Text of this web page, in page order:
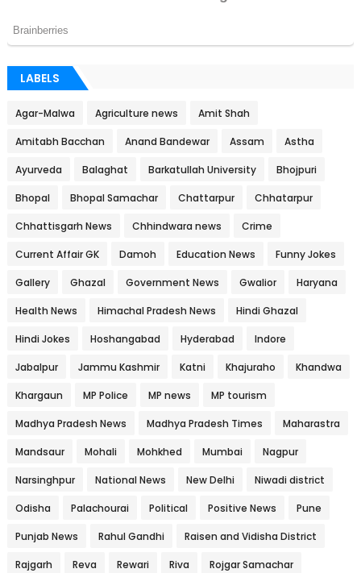
LABELS
Agar-Malwa Agriculture news Amit Shah
Amitabh Bacchan Anand Bandewar Assam Astha
Ayurveda Balaghat Barkatullah University Bhojpuri
Bhopal Bhopal Samachar Chattarpur Chhatarpur
Chhattisgarh News Chhindwara news Crime
Current Affair GK Damoh Education News Funny Jokes
Gallery Ghazal Government News Gwalior Haryana
Health News Himachal Pradesh News Hindi Ghazal
Hindi Jokes Hoshangabad Hyderabad Indore
Jabalpur Jammu Kashmir Katni Khajuraho Khandwa
Khargaun MP Police MP news MP tourism
Madhya Pradesh News Madhya Pradesh Times Maharastra
Mandsaur Mohali Mohkhed Mumbai Nagpur
Narsinghpur National News New Delhi Niwadi district
Odisha Palachourai Political Positive News Pune
Punjab News Rahul Gandhi Raisen and Vidisha District
Rajgarh Reva Rewari Riva Rojgar Samachar